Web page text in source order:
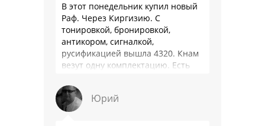
В этот понедельник купил новый
Раф. Через Киргизию. С
тонировкой, бронировкой,
антикором, сигналкой,
русификацией вышла 4320. Кнам
везут одну комплектацию. Есть
(т. е. только интернет радио), нет
…
Юрий